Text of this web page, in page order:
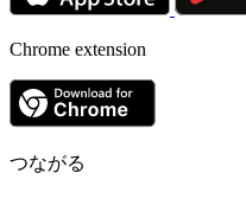
Chrome extension
つながる